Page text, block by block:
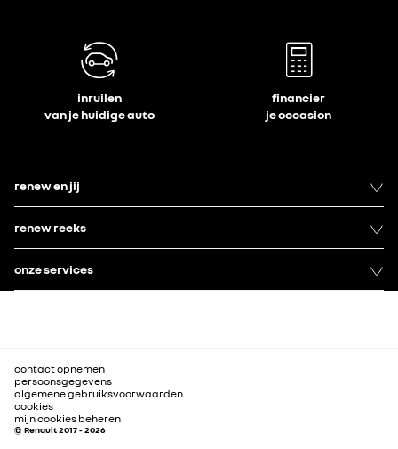
inruilen
van je huidige auto
financier
je occasion
renew en jij
renew reeks
onze services
contact opnemen
persoonsgegevens
algemene gebruiksvoorwaarden
cookies
mijn cookies beheren
© Renault 2017 - 2026